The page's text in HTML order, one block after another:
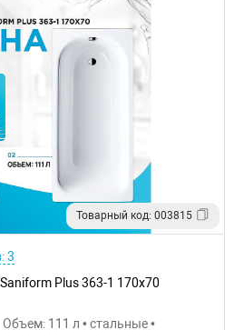
Товарный код: 003815
3
Plus 363-1 170x70
111 л • стальные •